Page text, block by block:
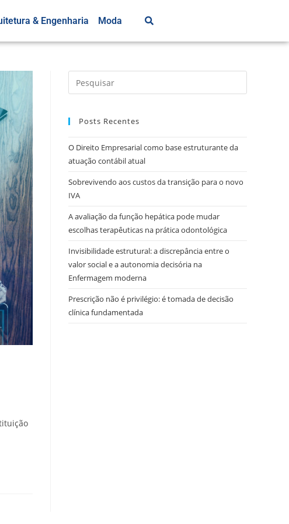
& Engenharia Moda
Posts Recentes
O Direito Empresarial como base estruturante da
atuação contábil atual
Sobrevivendo aos custos da transição para o novo
IVA
A avaliação da função hepática pode mudar
escolhas terapêuticas na prática odontológica
Invisibilidade estrutural: a discrepância entre o
valor social e a autonomia decisória na
Enfermagem moderna
Prescrição não é privilégio: é tomada de decisão
clínica fundamentada